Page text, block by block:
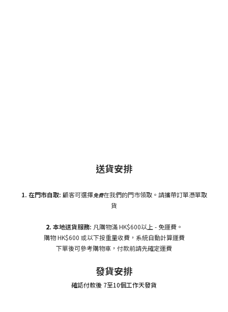
送貨安排
1. 在門市自取: 顧客可選擇免費在我們的門市領取。請攜帶訂單憑單取
貨
2. 本地送貨服務: 凡購物滿 HK$600以上 - 免運費。
購物 HK$600 或以下按重量收費，系統自動計算運費
下單後可參考購物車，付款前請先確定運費
發貨安排
確認付款後 7至10個工作天發貨